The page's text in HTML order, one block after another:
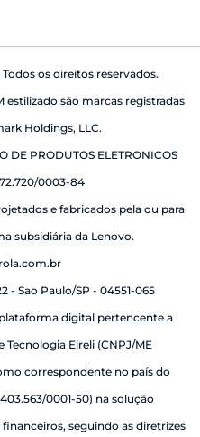
os direitos reservados.
estilizado são marcas registradas
Holdings, LLC.
DE PRODUTOS ELETRONICOS
0003-84
e fabricados pela ou para
subsidiária da Lenovo.
- Sao Paulo/SP - 04551-065
digital pertencente a
Eireli (CNPJ/ME
correspondente no país do
0001-50) na solução
seguindo as diretrizes